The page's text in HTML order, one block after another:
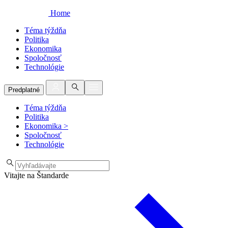
Home
Téma týždňa
Politika
Ekonomika
Spoločnosť
Technológie
Predplatné
Téma týždňa
Politika
Ekonomika >
Spoločnosť
Technológie
Vitajte na Štandarde